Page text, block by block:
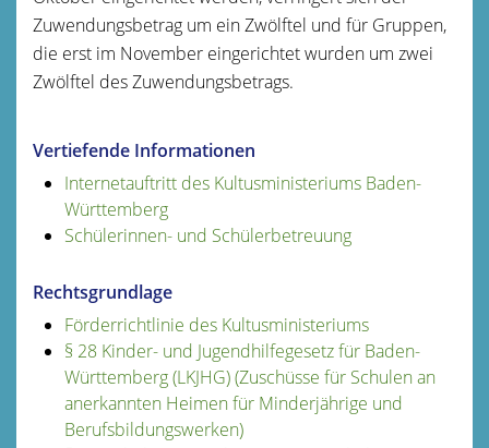
Zuwendungsbetrag um ein Zwölftel und für Gruppen,
die erst im November eingerichtet wurden um zwei
Zwölftel des Zuwendungsbetrags.
Vertiefende Informationen
Internetauftritt des Kultusministeriums Baden-
Württemberg
Schülerinnen- und Schülerbetreuung
Rechtsgrundlage
Förderrichtlinie des Kultusministeriums
§ 28 Kinder- und Jugendhilfegesetz für Baden-
Württemberg (LKJHG) (Zuschüsse für Schulen an
anerkannten Heimen für Minderjährige und
Berufsbildungswerken)